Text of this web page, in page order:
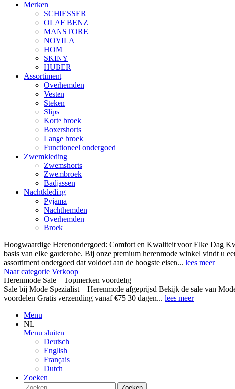
Merken
SCHIESSER
OLAF BENZ
MANSTORE
NOVILA
HOM
SKINY
HUBER
Assortiment
Overhemden
Vesten
Steken
Slips
Korte broek
Boxershorts
Lange broek
Functioneel ondergoed
Zwemkleding
Zwemshorts
Zwembroek
Badjassen
Nachtkleding
Pyjama
Nachthemden
Overhemden
Broek
Hoogwaardige Herenondergoed: Comfort en Kwaliteit voor Elke Dag
basis van elke garderobe. Bij onze premium herenmode winkel vindt u
assortiment ondergoed dat voldoet aan de hoogste eisen... lees meer
Naar categorie Verkoop
Herenmode Sale – Topmerken voordelig
Sale bij Mode Spezialist – Herenmode afgeprijsd Bekijk de sale van
voordelen Gratis verzending vanaf €75 30 dagen... lees meer
Menu
NL
Menu sluiten
Deutsch
English
Français
Dutch
Zoeken
Zoeken